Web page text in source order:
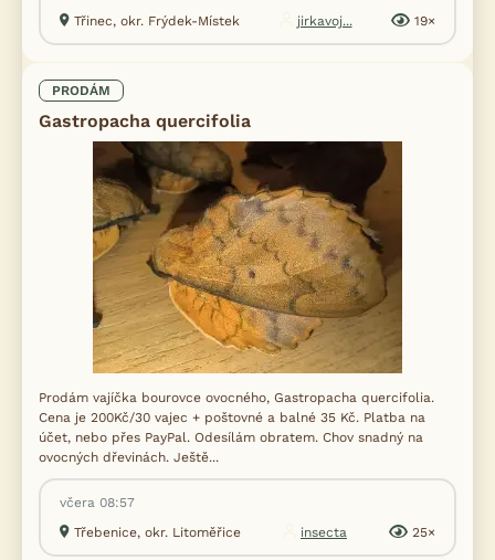
Třinec, okr. Frýdek-Místek
jirkavoj... 19×
PRODÁM
Gastropacha quercifolia
Prodám vajíčka bourovce ovocného, Gastropacha quercifolia.
Cena je 200Kč/30 vajec + poštovné a balné 35 Kč. Platba na
účet, nebo přes PayPal. Odesílám obratem. Chov snadný na
ovocných dřevinách. Ještě...
včera 08:57
Třebenice, okr. Litoměřice
insecta 25×